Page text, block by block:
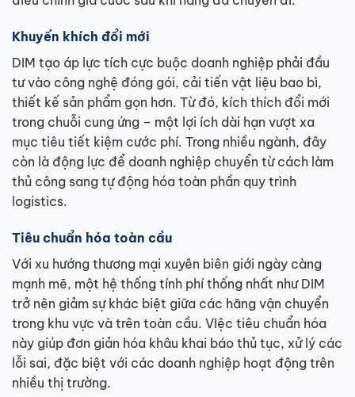
Khuyến khích đổi mới
DIM tạo áp lực tích cực buộc doanh nghiệp phải đầu
tư vào công nghệ đóng gói, cải tiến vật liệu bao bì,
thiết kế sản phẩm gọn hơn. Từ đó, kích thích đổi mới
trong chuỗi cung ứng – một lợi ích dài hạn vượt xa
mục tiêu tiết kiệm cước phí. Trong nhiều ngành, đây
còn là động lực để doanh nghiệp chuyển từ cách làm
thủ công sang tự động hóa toàn phần quy trình
logistics.
Tiêu chuẩn hóa toàn cầu
Với xu hướng thương mại xuyên biên giới ngày càng
mạnh mẽ, một hệ thống tính phí thống nhất như DIM
trở nên giảm sự khác biệt giữa các hãng vận chuyển
trong khu vực và trên toàn cầu. VIệc tiêu chuẩn hóa
này giúp đơn giản hóa khâu khai báo thủ tục, xử lý các
lỗi sai, đặc biệt với các doanh nghiệp hoạt động trên
nhiều thị trường.